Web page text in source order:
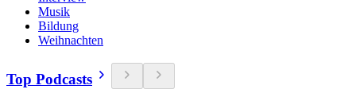
Musik
Bildung
Weihnachten
Top Podcasts